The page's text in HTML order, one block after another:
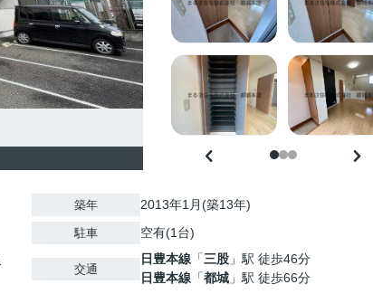
築年 2013年1月(築13年)
駐車 空有(1台)
交通
日豊本線 「三股 」駅 徒歩46分
日豊本線 「都城 」駅 徒歩66分